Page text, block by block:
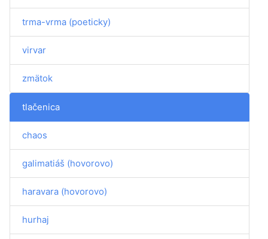
trma-vrma (poeticky)
virvar
zmätok
tlačenica
chaos
galimatiáš (hovorovo)
haravara (hovorovo)
hurhaj